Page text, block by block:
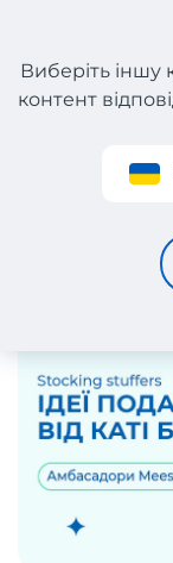
Реєстрація
Виберіть іншу
контент
Ідеї